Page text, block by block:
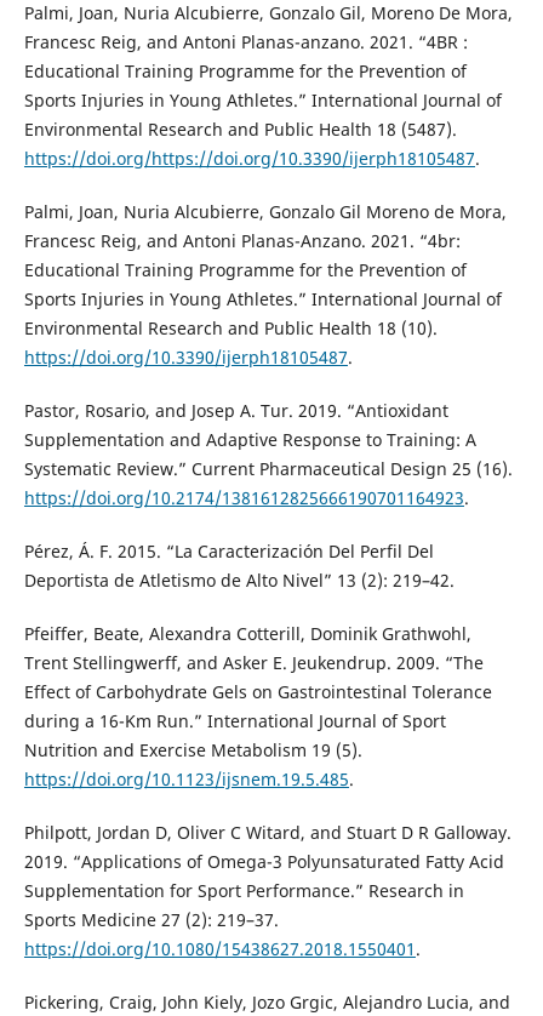
Palmi, Joan, Nuria Alcubierre, Gonzalo Gil, Moreno De Mora,
Francesc Reig, and Antoni Planas-anzano. 2021. “4BR :
Educational Training Programme for the Prevention of
Sports Injuries in Young Athletes.” International Journal of
Environmental Research and Public Health 18 (5487).
https://doi.org/https://doi.org/10.3390/ijerph18105487.
Palmi, Joan, Nuria Alcubierre, Gonzalo Gil Moreno de Mora,
Francesc Reig, and Antoni Planas-Anzano. 2021. “4br:
Educational Training Programme for the Prevention of
Sports Injuries in Young Athletes.” International Journal of
Environmental Research and Public Health 18 (10).
https://doi.org/10.3390/ijerph18105487.
Pastor, Rosario, and Josep A. Tur. 2019. “Antioxidant
Supplementation and Adaptive Response to Training: A
Systematic Review.” Current Pharmaceutical Design 25 (16).
https://doi.org/10.2174/1381612825666190701164923.
Pérez, Á. F. 2015. “La Caracterización Del Perfil Del
Deportista de Atletismo de Alto Nivel” 13 (2): 219–42.
Pfeiffer, Beate, Alexandra Cotterill, Dominik Grathwohl,
Trent Stellingwerff, and Asker E. Jeukendrup. 2009. “The
Effect of Carbohydrate Gels on Gastrointestinal Tolerance
during a 16-Km Run.” International Journal of Sport
Nutrition and Exercise Metabolism 19 (5).
https://doi.org/10.1123/ijsnem.19.5.485.
Philpott, Jordan D, Oliver C Witard, and Stuart D R Galloway.
2019. “Applications of Omega-3 Polyunsaturated Fatty Acid
Supplementation for Sport Performance.” Research in
Sports Medicine 27 (2): 219–37.
https://doi.org/10.1080/15438627.2018.1550401 .
Pickering, Craig, John Kiely, Jozo Grgic, Alejandro Lucia, and